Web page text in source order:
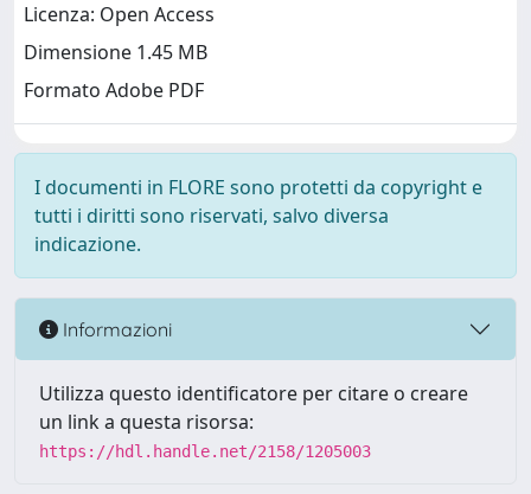
Licenza: Open Access
Dimensione 1.45 MB
Formato Adobe PDF
I documenti in FLORE sono protetti da copyright e
tutti i diritti sono riservati, salvo diversa
indicazione.
Informazioni
Utilizza questo identificatore per citare o creare
un link a questa risorsa:
https://hdl.handle.net/2158/1205003